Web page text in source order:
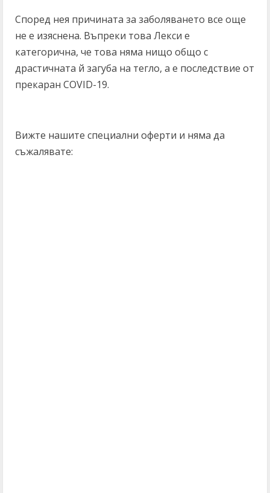
Според нея причината за заболяването все още
не е изяснена. Въпреки това Лекси е
категорична, че това няма нищо общо с
драстичната й загуба на тегло, а е последствие от
прекаран COVID-19.
Вижте нашите специални оферти и няма да
съжалявате: